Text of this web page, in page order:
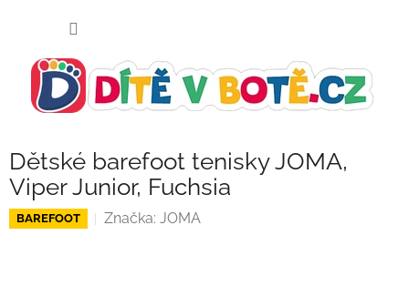
Dětské barefoot tenisky JOMA,
Viper Junior, Fuchsia
BAREFOOT Značka: JOMA